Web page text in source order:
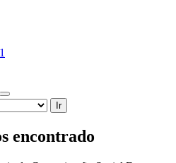
1
Ir
encontrado